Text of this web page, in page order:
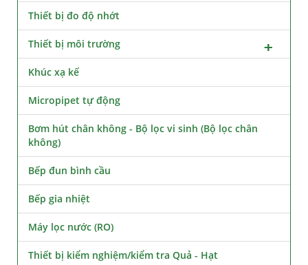
Thiết bị đo độ nhớt
Thiết bị môi trường
Khúc xạ kế
Micropipet tự động
Bơm hút chân không - Bộ lọc vi sinh (Bộ lọc chân
không)
Bếp đun bình cầu
Bếp gia nhiệt
Máy lọc nước (RO)
Thiết bị kiểm nghiệm/kiểm tra Quả - Hạt